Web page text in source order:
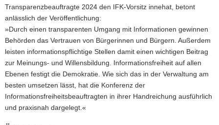
Transparenzbeauftragte 2024 den IFK-Vorsitz innehat, betont
anlässlich der Veröffentlichung:
»Durch einen transparenten Umgang mit Informationen gewinnen
Behörden das Vertrauen von Bürgerinnen und Bürgern. Außerdem
leisten informationspflichtige Stellen damit einen wichtigen Beitrag
zur Meinungs- und Willensbildung. Informationsfreiheit auf allen
Ebenen festigt die Demokratie. Wie sich das in der Verwaltung am
besten umsetzen lässt, hat die Konferenz der
Informationsfreiheitsbeauftragten in ihrer Handreichung ausführlich
und praxisnah dargelegt.«